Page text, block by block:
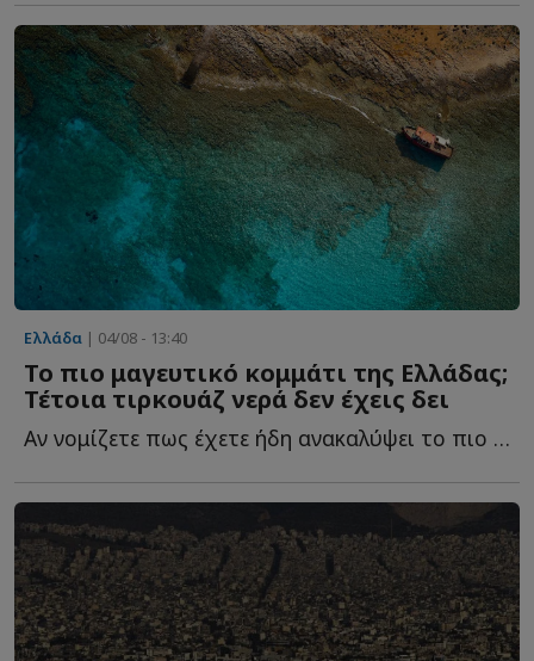
Ελλάδα | 04/08 - 13:40
Το πιο μαγευτικό κομμάτι της Ελλάδας;
Τέτοια τιρκουάζ νερά δεν έχεις δει
Αν νομίζετε πως έχετε ήδη ανακαλύψει το πιο μαγευτικό κ...